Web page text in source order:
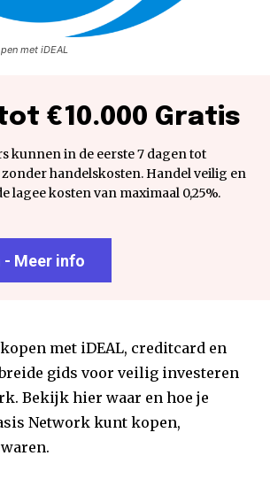
met iDEAL
€10.000 Gratis
kunnen in de eerste 7 dagen tot
zonder handelskosten. Handel veilig en
lagee kosten van maximaal 0,25%.
- Meer info
met iDEAL, creditcard en
gids voor veilig investeren
Bekijk hier waar en hoe je
Network kunt kopen,